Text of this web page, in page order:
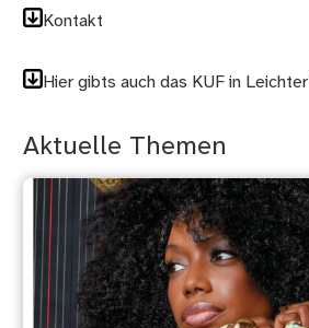
Kontakt
Hier gibts auch das KUF in
Aktuelle Themen